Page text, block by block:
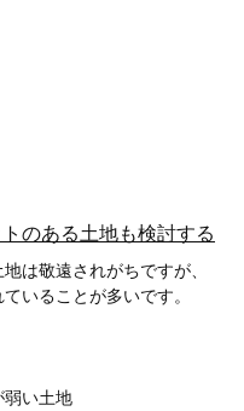
のある土地も検討する
は敬遠されがちですが、
いることが多いです。
弱い土地